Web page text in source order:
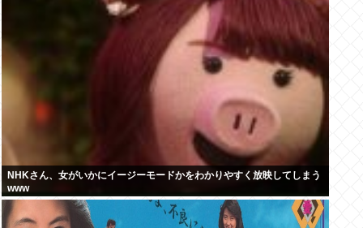
NHKさん、女がいかにイージーモードかをわかりやすく放映してしまう
www